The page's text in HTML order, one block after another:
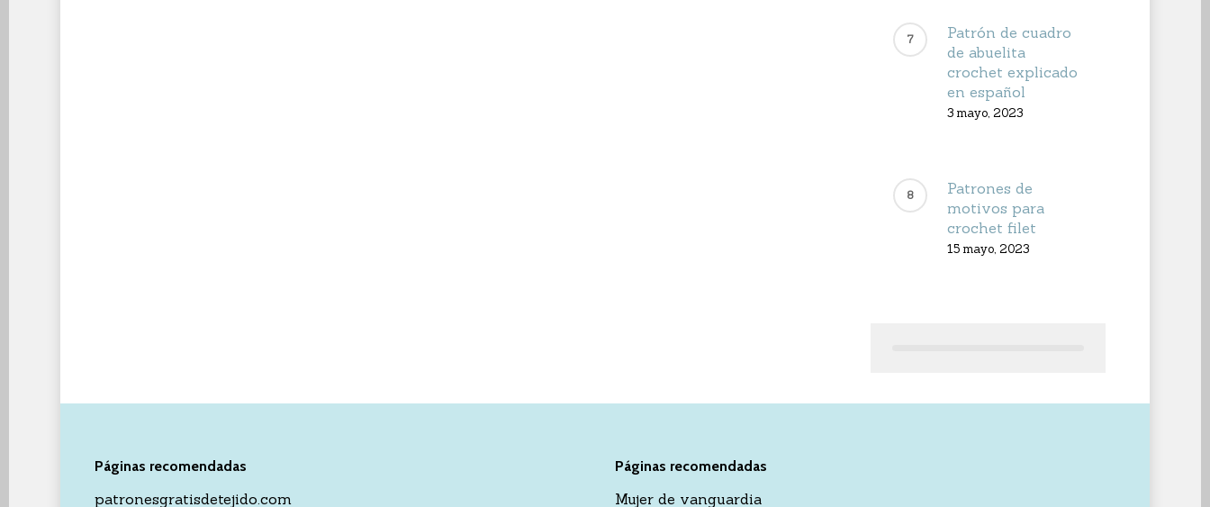
Patrón de cuadro
de abuelita
crochet explicado
en español
3 mayo, 2023
Patrones de
motivos para
crochet filet
15 mayo, 2023
Páginas recomendadas
patronesgratisdetejido.com
Páginas recomendadas
Mujer de vanguardia